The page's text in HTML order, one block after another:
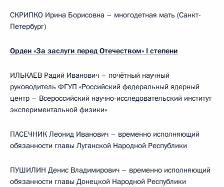
СКРИПКО Ирина Борисовна – многодетная мать (Санкт-
Петербург)
Орден «За заслуги перед Отечеством» I степени
ИЛЬКАЕВ Радий Иванович – почётный научный
руководитель ФГУП «Российский федеральный ядерный
центр – Всероссийский научно-исследовательский институт
экспериментальной физики»
ПАСЕЧНИК Леонид Иванович – временно исполняющий
обязанности главы Луганской Народной Республики
ПУШИЛИН Денис Владимирович – временно исполняющий
обязанности главы Донецкой Народной Республики